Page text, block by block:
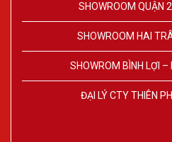
SHOWROOM QUẬN
SHOWROOM HAI
SHOWROM BÌNH LỢI
ĐẠI LÝ CTY THIÊN